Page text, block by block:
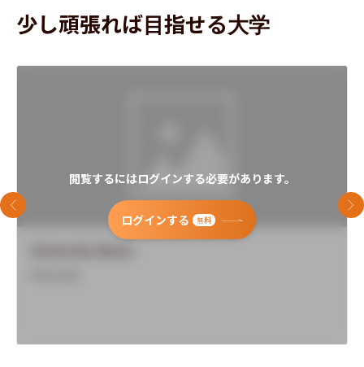
少し頑張れば目指せる大学
閲覧するにはログインする必要があります。
ログインする 無料
前のスライド 次